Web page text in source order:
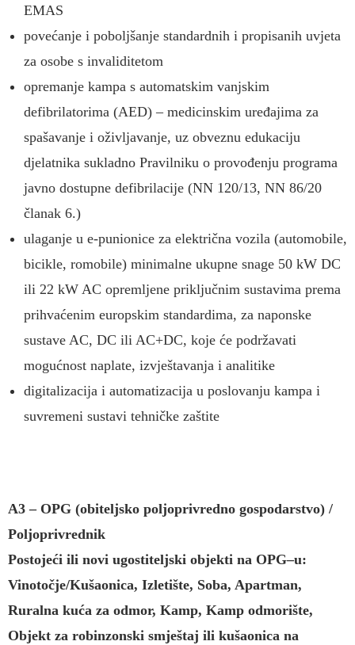
EMAS
povećanje i poboljšanje standardnih i propisanih uvjeta
za osobe s invaliditetom
opremanje kampa s automatskim vanjskim
defibrilatorima (AED) – medicinskim uređajima za
spašavanje i oživljavanje, uz obveznu edukaciju
djelatnika sukladno Pravilniku o provođenju programa
javno dostupne defibrilacije (NN 120/13, NN 86/20
članak 6.)
ulaganje u e-punionice za električna vozila (automobile,
bicikle, romobile) minimalne ukupne snage 50 kW DC
ili 22 kW AC opremljene priključnim sustavima prema
prihvaćenim europskim standardima, za naponske
sustave AC, DC ili AC+DC, koje će podržavati
mogućnost naplate, izvještavanja i analitike
digitalizacija i automatizacija u poslovanju kampa i
suvremeni sustavi tehničke zaštite
A3 – OPG (obiteljsko poljoprivredno gospodarstvo) /
Poljoprivrednik
Postojeći ili novi ugostiteljski objekti na OPG–u:
Vinotočje/Kušaonica, Izletište, Soba, Apartman,
Ruralna kuća za odmor, Kamp, Kamp odmorište,
Objekt za robinzonski smještaj ili kušaonica na